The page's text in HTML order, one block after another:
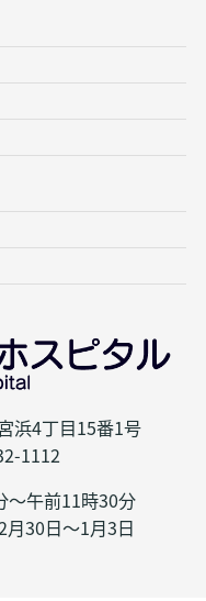
浜4丁目15番1号
1112
午前11時30分
月30日～1月3日